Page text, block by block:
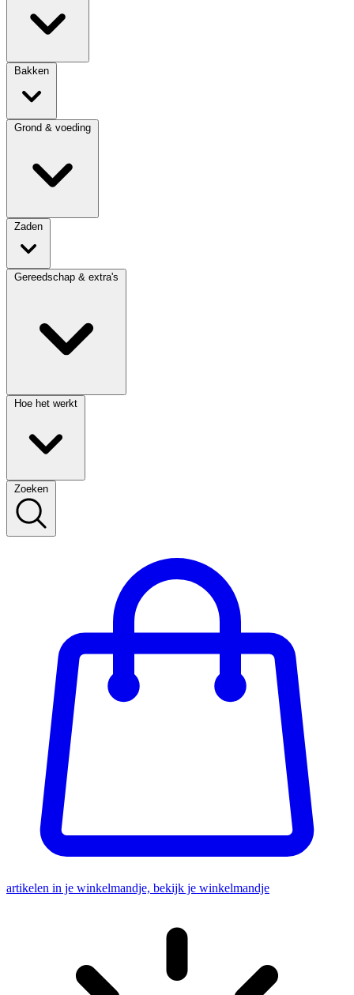
Bakken
Grond & voeding
Zaden
Gereedschap & extra's
Hoe het werkt
Zoeken
artikelen in je winkelmandje, bekijk je winkelmandje